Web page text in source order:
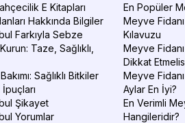
E Kitapları
Hakkında Bilgiler
Farkıyla Sebze
Taze, Sağlıklı,
Sağlıklı Bitkiler
Şikayet
Yorumlar
En Popüler
Meyve
Kılavuzu
Meyve
Dikkat
Meyve
Aylar En İyi?
En Verimli
Hangileridir?